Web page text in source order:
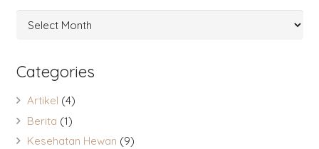
Archives
Categories
Artikel (4)
Berita (1)
Kesehatan Hewan (9)